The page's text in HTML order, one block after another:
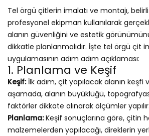
Tel örgü çitlerin imalatı ve montajı,
profesyonel ekipman kullanılarak
alanın güvenliğini ve estetik
dikkatle planlanmalıdır. İşte tel örgü çit
uygulamasının adım adım açıklaması:
1. Planlama ve Keşif
Keşif:İlk adım, çit yapılacak alanın keşfi
aşamada, alanın büyüklüğü,
faktörler dikkate alınarak ölçümler yapılır.
Planlama:Keşif sonuçlarına göre, çitin
malzemelerden yapılacağı, direklerin